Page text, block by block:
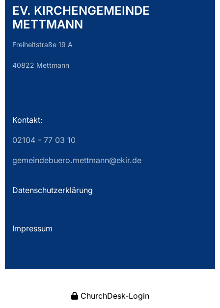
EV. KIRCHENGEMEINDE
METTMANN
Freiheitstraße 19 A
40822 Mettmann
Kontakt:
02104 - 77 03 10
gemeindebuero.mettmann@ekir.de
Datenschutzerklärung
Impressum
ChurchDesk-Login